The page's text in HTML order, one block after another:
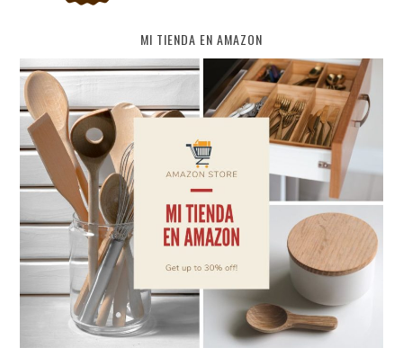
MI TIENDA EN AMAZON